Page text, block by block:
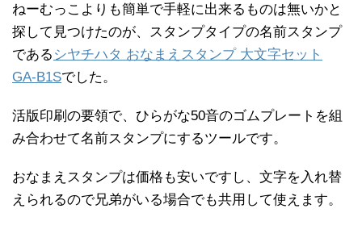
ねーむっこよりも簡単で手軽に出来るものは無いかと
探して見つけたのが、スタンプタイプの名前スタンプ
である シヤチハタ おなまえスタンプ 大文字セット
GA-B1Sでした。
活版印刷の要領で、ひらがな50音のゴムプレートを組
み合わせて名前スタンプにするツールです。
おなまえスタンプは価格も安いですし、文字を入れ替
えられるので兄弟がいる場合でも共用して使えます。